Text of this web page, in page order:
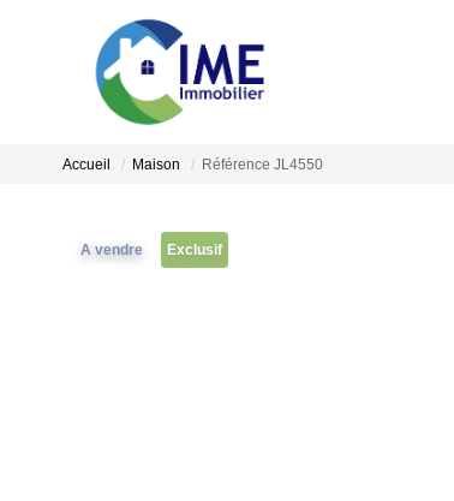
Accueil Maison Référence JL4550
A vendre Exclusif